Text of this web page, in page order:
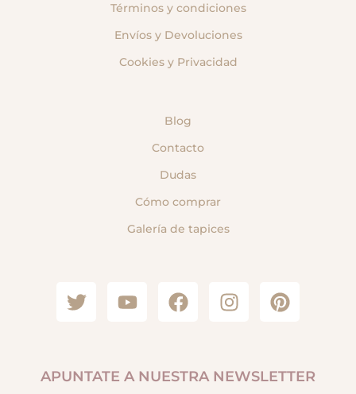
Términos y condiciones
Envíos y Devoluciones
Cookies y Privacidad
Blog
Contacto
Dudas
Cómo comprar
Galería de tapices
APUNTATE A NUESTRA NEWSLETTER